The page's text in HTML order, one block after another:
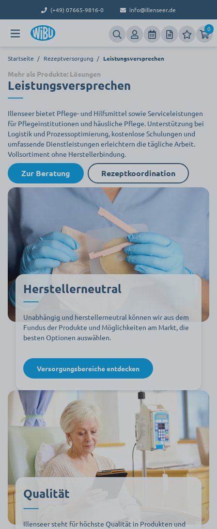
(+49) 07665-9816-0 info@illenseer.de
0
Startseite / Rezeptversorgung / Leistungsversprechen
Mehr als Produkte: Lösungen
Leistungsversprechen
Illenseer bietet Pflege- und Hilfsmittel sowie Serviceleistungen
für Pflegeinstitutionen und häusliche Pflege. Unterstützung bei
Logistik und Prozessoptimierung, kostenlose Schulungen und
umfassende Dienstleistungen erleichtern die tägliche Arbeit.
Vollsortiment ohne Herstellerbindung.
Zur Beratung Rezeptkoordination
Herstellerneutral
Unabhängig und herstellerneutral können wir aus dem
Fundus der Produkte und Möglichkeiten am Markt, die
besten Optionen auswählen.
Versorgungsbereiche entdecken
Qualität
Illenseer steht für höchste Qualität in Produkten und